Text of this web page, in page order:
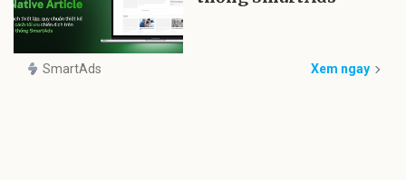
SmartAds Xem ngay